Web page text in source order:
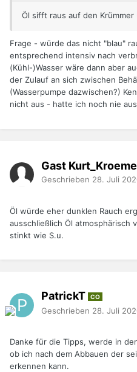
Öl sifft raus auf den
Frage - würde das nicht "blau"
entsprechend intensiv nach
(Kühl-)Wasser wäre dann aber
der Zulauf an sich zwischen
(Wasserpumpe dazwischen?)
nicht aus - hatte ich noch nie
Gast
Geschrieben 28. Juli
Öl würde eher dunklen Rauch
ausschließlich Öl atmosphärisch
stinkt wie S.u.
PatrickT CO
Geschrieben 28. Juli
Danke für die Tipps, werde in
ob ich nach dem Abbauen der
erkennen kann.